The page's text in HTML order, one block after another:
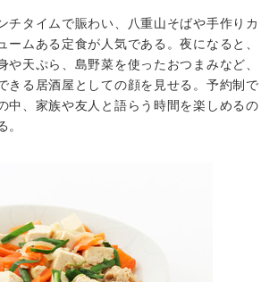
チタイムで賑わい、八重山そばや手作りカ
ームある定食が人気である。夜になると、
や天ぷら、島野菜を使ったおつまみなど、
きる居酒屋としての顔を見せる。予約制で
中、家族や友人と語らう時間を楽しめるの
。